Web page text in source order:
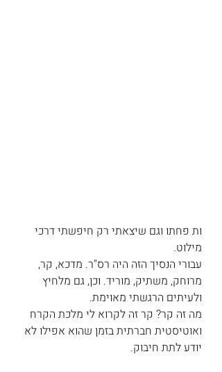
ות פחתו וגם שיצאתי רק חיפשתי דרכי
מילוט.
עבורי הנסיך הזה היה רס"ר. מדכא, קר,
מרוחק, משתיק, מוריד. וכן, גם מלחיץ
ולעיתים הרגשתי מאוימת.
מה זה קר? קר זה לקרוא לי מלכת הקרח
ואוטיסטית חברתית בזמן שהוא אפילו לא
יודע לתת חיבוק.